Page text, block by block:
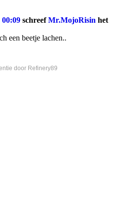
00:09 schreefMr.MojoRisin het
een beetje lachen..
door Refinery89